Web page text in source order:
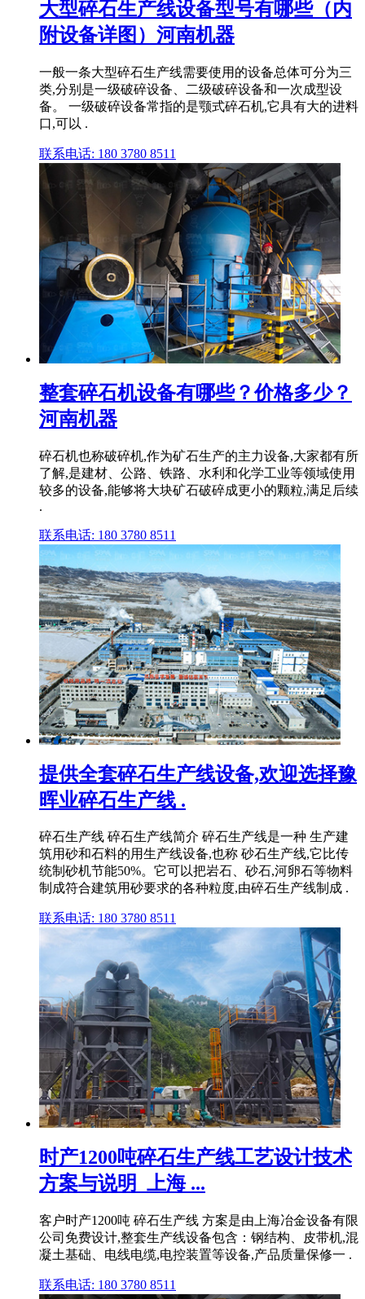
大型碎石生产线设备型号有哪些（内
附设备详图）河南机器
一般一条大型碎石生产线需要使用的设备总体可分为三
类,分别是一级破碎设备、二级破碎设备和一次成型设
备。 一级破碎设备常指的是颚式碎石机,它具有大的进料
口,可以 .
联系电话: 180 3780 8511
整套碎石机设备有哪些？价格多少？
河南机器
碎石机也称破碎机,作为矿石生产的主力设备,大家都有所
了解,是建材、公路、铁路、水利和化学工业等领域使用
较多的设备,能够将大块矿石破碎成更小的颗粒,满足后续
.
联系电话: 180 3780 8511
提供全套碎石生产线设备,欢迎选择豫
晖业碎石生产线 .
碎石生产线 碎石生产线简介 碎石生产线是一种 生产建
筑用砂和石料的用生产线设备,也称 砂石生产线,它比传
统制砂机节能50%。它可以把岩石、砂石,河卵石等物料
制成符合建筑用砂要求的各种粒度,由碎石生产线制成 .
联系电话: 180 3780 8511
时产1200吨碎石生产线工艺设计技术
方案与说明_上海 ...
客户时产1200吨 碎石生产线 方案是由上海冶金设备有限
公司免费设计,整套生产线设备包含：钢结构、皮带机,混
凝土基础、电线电缆,电控装置等设备,产品质量保修一 .
联系电话: 180 3780 8511